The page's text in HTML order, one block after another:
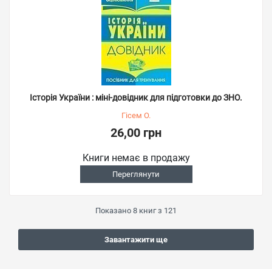
Історія України : міні-довідник для підготовки до ЗНО.
Гісем О.
26,00 грн
Книги немає в продажу
Переглянути
Показано 8 книг з 121
Завантажити ще